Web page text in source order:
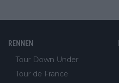
RENNEN
Tour Down Under
Tour de France